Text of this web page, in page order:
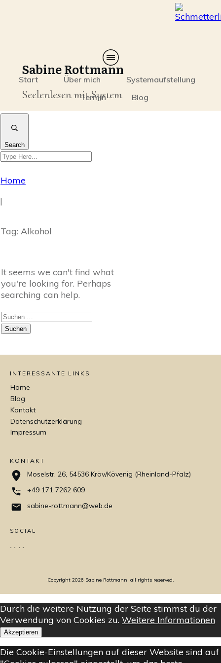
Start Über mich
Systemaufstellung
Termin
Blog
Sabine Rottmann
Seelenlesen mit System
Search
Home
|
Tag: Alkohol
It seems we can't find what
you're looking for. Perhaps
searching can help.
Suchen
nach:
INTERESSANTE LINKS
Home
Blog
Kontakt
Datenschutzerklärung
Impressum
KONTAKT
Moselstr. 26, 54536 Kröv/Kövenig (Rheinland-Pfalz)
+49 171 7262 609
sabine-rottmann@web.de
SOCIAL
Copyright 2026 Sabine Rottmann, all rights reserved.
Durch die weitere Nutzung der Seite stimmst du der
Verwendung von Cookies zu. Weitere Informationen
Akzeptieren
Die Cookie-Einstellungen auf dieser Website sind auf